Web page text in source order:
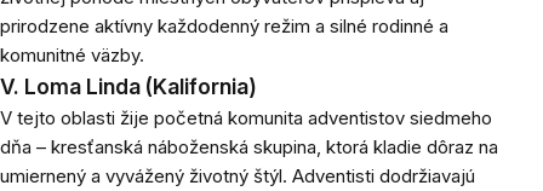
prirodzene aktívny každodenný režim a silné rodinné a
komunitné väzby.
V. Loma Linda (Kalifornia)
V tejto oblasti žije početná komunita adventistov siedmeho
dňa – kresťanská náboženská skupina, ktorá kladie dôraz na
umiernený a vyvážený životný štýl. Adventisti dodržiavajú